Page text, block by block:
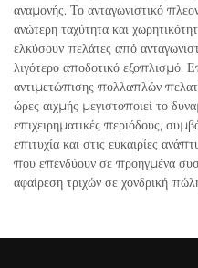
αναμονής. Το ανταγωνιστικό
ανώτερη ταχύτητα και
ελκύσουν πελάτες από
λιγότερο αποδοτικό εξοπλισμό.
αντιμετώπισης πολλαπλών
ώρες αιχμής μεγιστοποιεί το
επιχειρηματικές περιόδους,
επιτυχία και στις ευκαιρίες
που επενδύουν σε προηγμένα
αφαίρεση τριχών σε χονδρική